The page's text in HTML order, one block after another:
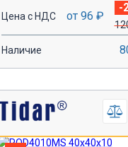
Цена с НДС от 96 ₽
-
Наличие